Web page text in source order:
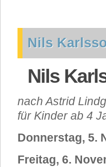
Nils
Nils
nach Astrid
für Kinder ab 4
Donnerstag, 5.
Freitag, 6.